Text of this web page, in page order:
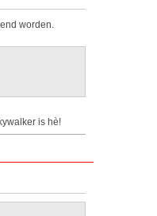
worden.
is hè!